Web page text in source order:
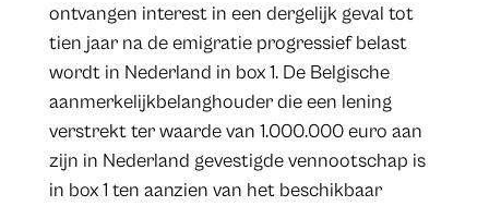
ontvangen interest in een dergelijk geval tot
tien jaar na de emigratie progressief belast
wordt in Nederland in box 1. De Belgische
aanmerkelijkbelanghouder die een lening
verstrekt ter waarde van 1.000.000 euro aan
zijn in Nederland gevestigde vennootschap is
in box 1 ten aanzien van het beschikbaar